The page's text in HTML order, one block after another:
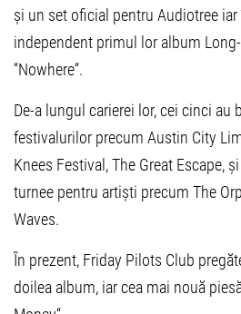
și un set oficial pentru Audiotree iar
independent primul lor album
“Nowhere“.
De-a lungul carierei lor, cei cinci au
festivalurilor precum Austin City
Knees Festival, The Great Escape,
turnee pentru artiști precum The
Waves.
În prezent, Friday Pilots Club
doilea album, iar cea mai nouă